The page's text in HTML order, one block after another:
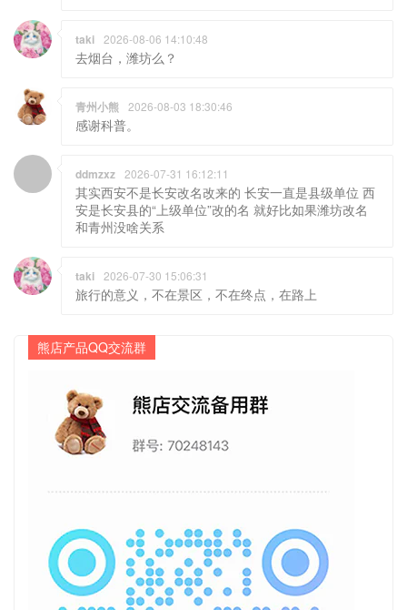
taki 2026-08-06 14:10:48
去烟台，潍坊么？
青州小熊 2026-08-03 18:30:46
感谢科普。
ddmzxz 2026-07-31 16:12:11
其实西安不是长安改名改来的 长安一直是县级单位 西
安是长安县的“上级单位”改的名 就好比如果潍坊改名
和青州没啥关系
taki 2026-07-30 15:06:31
旅行的意义，不在景区，不在终点，在路上
熊店产品QQ交流群